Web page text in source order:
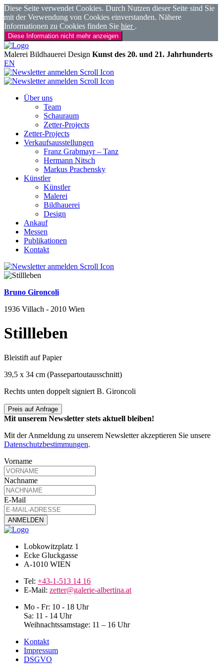
Diese Seite verwendet Cookies. Durch Nutzen dieser Seite sind Sie
mit der Verwendung von Cookies einverstanden. Nähere
Informationen zu Cookies finden Sie hier .
Diese Information nicht mehr anzeigen
Malerei Bildhauerei Design Kunst des 20. und 21. Jahrhunderts
EN
Über uns
Team
Schauraum
Zetter-Projects
Zetter-Projects
Verkaufsausstellungen
Franz Grabmayr – Tanz
Hermann Nitsch
Markus Prachensky
Künstler
Künstler
Malerei
Bildhauerei
Design
Ankauf
Messen
Publikationen
Kontakt
Bruno Gironcoli
1936 Villach - 2010 Wien
Stillleben
Bleistift auf Papier
39,5 x 34 cm (Passepartoutausschnitt)
Rechts unten doppelt signiert B. Gironcoli
Preis auf Anfrage
Mit unserem Newsletter stets aktuell bleiben!
Mit der Anmeldung zu unserem Newsletter akzeptieren Sie unsere
Datenschutzbestimmungen.
Vorname
Nachname
E-Mail
Lobkowitzplatz 1
Ecke Gluckgasse
A-1010 WIEN
Tel: +43-1-513 14 16
E-Mail: zetter@galerie-albertina.at
Mo - Fr: 10 - 18 Uhr
Sa: 11 - 14 Uhr
Weihnachtssamstage: 11 – 16 Uhr
Kontakt
Impressum
DSGVO